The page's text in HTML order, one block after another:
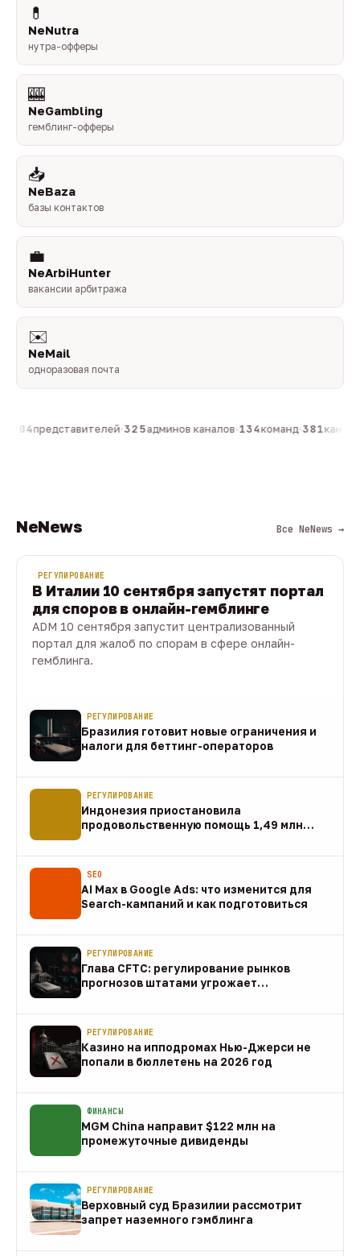
💊
NeNutra
нутра-офферы
🎰
NeGambling
гемблинг-офферы
📥
NeBaza
базы контактов
💼
NeArbiHunter
вакансии арбитража
✉️
NeMail
одноразовая почта
804представителей·325админов каналов·134команд·381каналов
NeNews Все NeNews →
РЕГУЛИРОВАНИЕ
В Италии 10 сентября запустят портал
для споров в онлайн-гемблинге
ADM 10 сентября запустит централизованный
портал для жалоб по спорам в сфере онлайн-
гемблинга.
РЕГУЛИРОВАНИЕ
Бразилия готовит новые ограничения и
налоги для беттинг-операторов
РЕГУЛИРОВАНИЕ
Индонезия приостановила
продовольственную помощь 1,49 млн
SEO
AI Max в Google Ads: что изменится для
Search-кампаний и как подготовиться
РЕГУЛИРОВАНИЕ
Глава CFTC: регулирование рынков
прогнозов штатами угрожает
РЕГУЛИРОВАНИЕ
Казино на ипподромах Нью-Джерси не
попали в бюллетень на 2026 год
ФИНАНСЫ
MGM China направит $122 млн на
промежуточные дивиденды
РЕГУЛИРОВАНИЕ
Верховный суд Бразилии рассмотрит
запрет наземного гэмблинга